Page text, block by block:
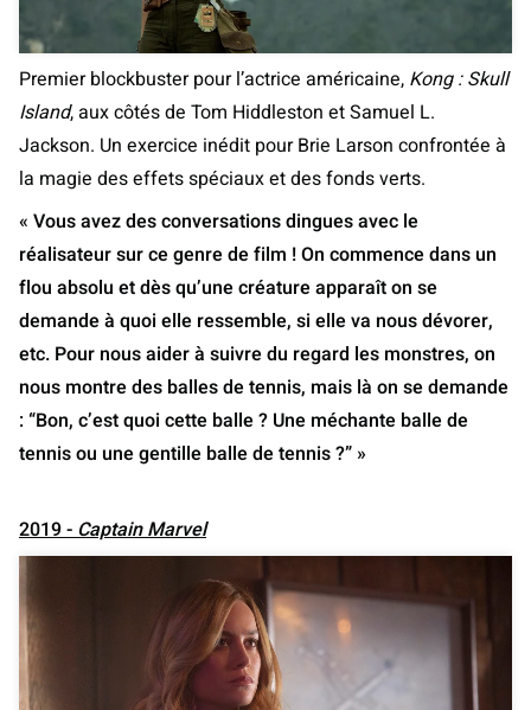
Premier blockbuster pour l’actrice américaine, Kong : Skull
Island, aux côtés de Tom Hiddleston et Samuel L.
Jackson. Un exercice inédit pour Brie Larson confrontée à
la magie des effets spéciaux et des fonds verts.
« Vous avez des conversations dingues avec le
réalisateur sur ce genre de film ! On commence dans un
flou absolu et dès qu’une créature apparaît on se
demande à quoi elle ressemble, si elle va nous dévorer,
etc. Pour nous aider à suivre du regard les monstres, on
nous montre des balles de tennis, mais là on se demande
: “Bon, c’est quoi cette balle ? Une méchante balle de
tennis ou une gentille balle de tennis ?” »
2019 -Captain Marvel